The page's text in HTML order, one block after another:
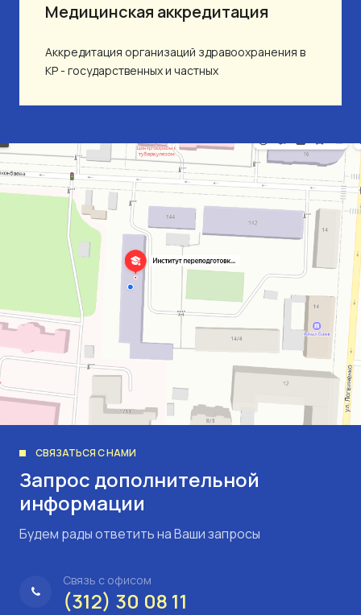
Медицинская аккредитация
Аккредитация организаций здравоохранения в
КР - государственных и частных
СВЯЗАТЬСЯ С НАМИ
Запрос дополнительной
информации
Будем рады ответить на Ваши запросы
Связь с офисом
(312) 30 08 11